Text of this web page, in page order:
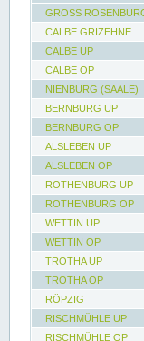
GROSS
CALBE GRIZEHNE
CALBE UP
CALBE OP
NIENBURG (SAALE)
BERNBURG UP
BERNBURG OP
ALSLEBEN UP
ALSLEBEN OP
ROTHENBURG UP
ROTHENBURG OP
WETTIN UP
WETTIN OP
TROTHA UP
TROTHA OP
RÖPZIG
RISCHMÜHLE UP
RISCHMÜHLE OP